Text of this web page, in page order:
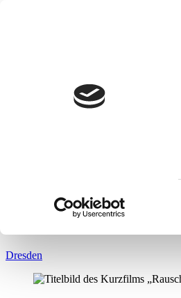
Eine TRACHT Heimat.
Draussen in Sachsen
Dresden